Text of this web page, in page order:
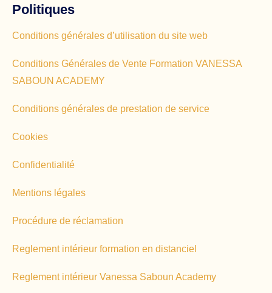
Politiques
Conditions générales d’utilisation du site web
Conditions Générales de Vente Formation VANESSA
SABOUN ACADEMY
Conditions générales de prestation de service
Cookies
Confidentialité
Mentions légales
Procédure de réclamation
Reglement intérieur formation en distanciel
Reglement intérieur Vanessa Saboun Academy